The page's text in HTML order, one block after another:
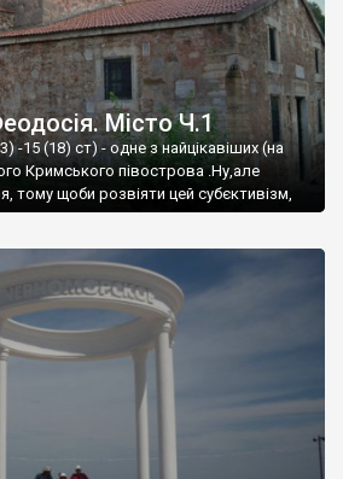
Місто Ч.1
-15 (18) ст) - одне з найцікавіших (на
Кримського півострова .Ну,але
тому щоби розвіяти цей субєктивізм,